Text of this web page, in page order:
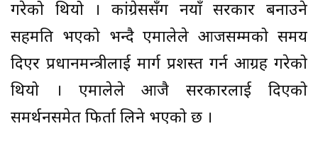
गरेको थियो । कांग्रेससँग नयाँ सरकार बनाउने
सहमति भएको भन्दै एमालेले आजसम्मको समय
दिएर प्रधानमन्त्रीलाई मार्ग प्रशस्त गर्न आग्रह गरेको
थियो । एमालेले आजै सरकारलाई दिएको
समर्थनसमेत फिर्ता लिने भएको छ ।